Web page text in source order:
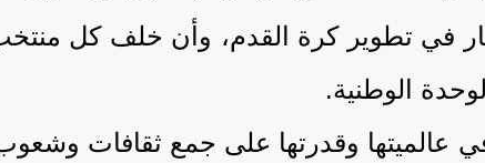
في تطوير كرة القدم، وأن خلف كل
الوطنية.
وقدرتها على جمع ثقافات